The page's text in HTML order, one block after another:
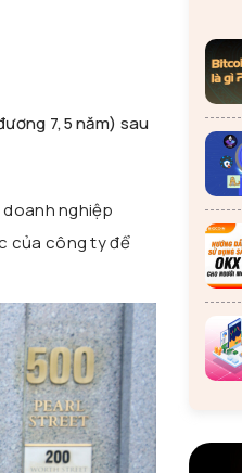
7,5 năm) sau
nghiệp
của công ty để